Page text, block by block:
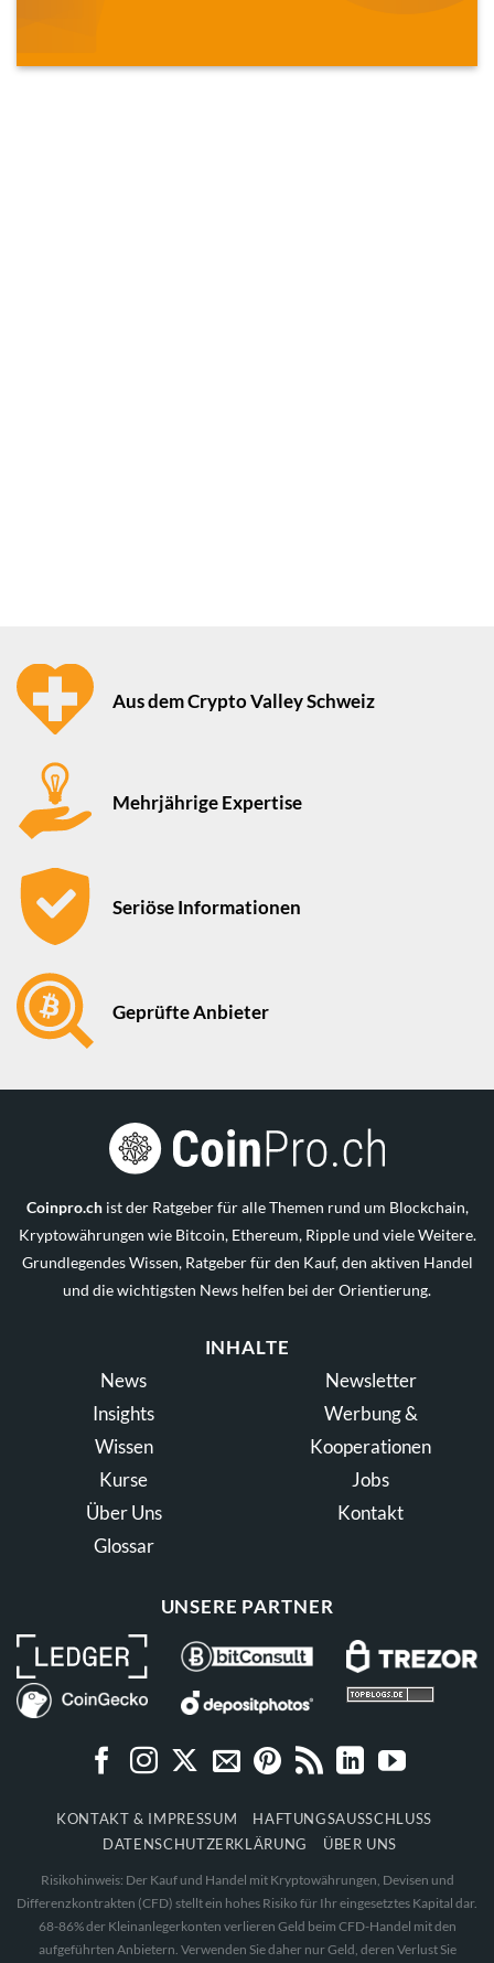
Aus dem Crypto Valley Schweiz
Mehrjährige Expertise
Seriöse Informationen
Geprüfte Anbieter
Coinpro.chist der Ratgeber für alle Themen rund um Blockchain,
Kryptowährungen wie Bitcoin, Ethereum, Ripple und viele Weitere.
Grundlegendes Wissen, Ratgeber für den Kauf, den aktiven Handel
und die wichtigsten News helfen bei der Orientierung.
INHALTE
News
Insights
Wissen
Kurse
Über Uns
Glossar
Newsletter
Werbung &
Kooperationen
Jobs
Kontakt
UNSERE PARTNER
KONTAKT & IMPRESSUM
HAFTUNGSAUSSCHLUSS
DATENSCHUTZERKLÄRUNG
ÜBER UNS
Risikohinweis: Der Kauf und Handel mit Kryptowährungen, Devisen und
Differenzkontrakten (CFD) stellt ein hohes Risiko für Ihr eingesetztes Kapital dar.
68-86% der Kleinanlegerkonten verlieren Geld beim CFD-Handel mit den
aufgeführten Anbietern. Verwenden Sie daher nur Geld, deren Verlust Sie